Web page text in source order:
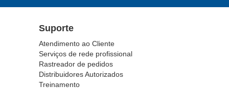
Suporte
Atendimento ao Cliente
Serviços de rede profissional
Rastreador de pedidos
Distribuidores Autorizados
Treinamento